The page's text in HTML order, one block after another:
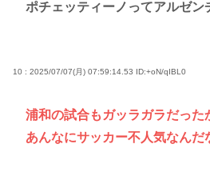
ポチェッティーノってアルゼン
10 : 2025/07/07(月) 07:59:14.53 ID:+oN/qIBL0
浦和の試合もガッラガラだった
あんなにサッカー不人気なんだ